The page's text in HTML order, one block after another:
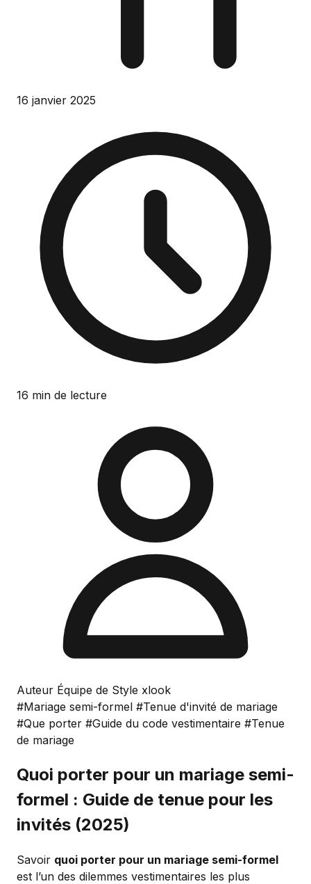
16 janvier 2025
16 min de lecture
Auteur Équipe de Style xlook
#Mariage semi-formel #Tenue d'invité de mariage
#Que porter #Guide du code vestimentaire #Tenue
de mariage
Quoi porter pour un mariage semi-
formel : Guide de tenue pour les
invités (2025)
Savoir quoi porter pour un mariage semi-formel
est l’un des dilemmes vestimentaires les plus